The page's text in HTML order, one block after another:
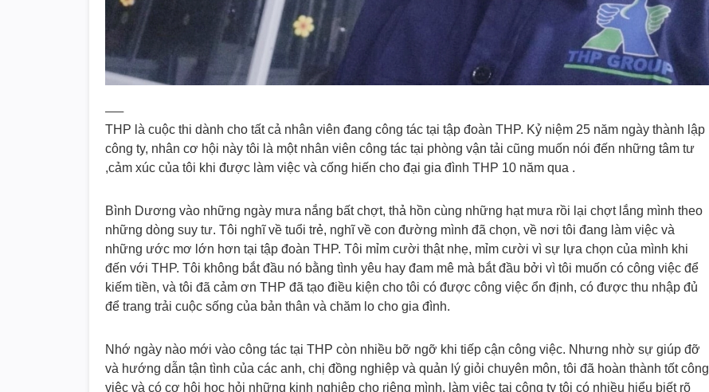
—–
THP là cuộc thi dành cho tất cả nhân viên đang công tác tại tập đoàn THP. Kỷ niệm 25 năm ngày thành lập
công ty, nhân cơ hội này tôi là một nhân viên công tác tại phòng vận tải cũng muốn nói đến những tâm tư
,cảm xúc của tôi khi được làm việc và cống hiến cho đại gia đình THP 10 năm qua .
Bình Dương vào những ngày mưa nắng bất chợt, thả hồn cùng những hạt mưa rồi lại chợt lắng mình theo
những dòng suy tư. Tôi nghĩ về tuổi trẻ, nghĩ về con đường mình đã chọn, về nơi tôi đang làm việc và
những ước mơ lớn hơn tại tập đoàn THP. Tôi mỉm cười thật nhẹ, mỉm cười vì sự lựa chọn của mình khi
đến với THP. Tôi không bắt đầu nó bằng tình yêu hay đam mê mà bắt đầu bởi vì tôi muốn có công việc để
kiếm tiền, và tôi đã cảm ơn THP đã tạo điều kiện cho tôi có được công việc ổn định, có được thu nhập đủ
để trang trải cuộc sống của bản thân và chăm lo cho gia đình.
Nhớ ngày nào mới vào công tác tại THP còn nhiều bỡ ngỡ khi tiếp cận công việc. Nhưng nhờ sự giúp đỡ
và hướng dẫn tận tình của các anh, chị đồng nghiệp và quản lý giỏi chuyên môn, tôi đã hoàn thành tốt công
việc và có cơ hội học hỏi những kinh nghiệp cho riêng mình, làm việc tại công ty tôi có nhiều hiểu biết rõ